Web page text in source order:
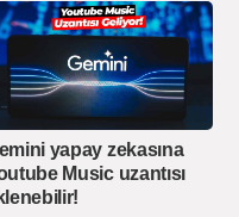
yapay zekasına
Music uzantısı